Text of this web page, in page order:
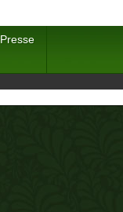
Presse